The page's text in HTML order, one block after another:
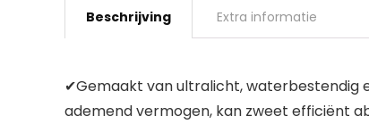
Beschrijving Extra informatie
✔Gemaakt van ultralicht, waterbestendig
ademend vermogen, kan zweet efficiënt